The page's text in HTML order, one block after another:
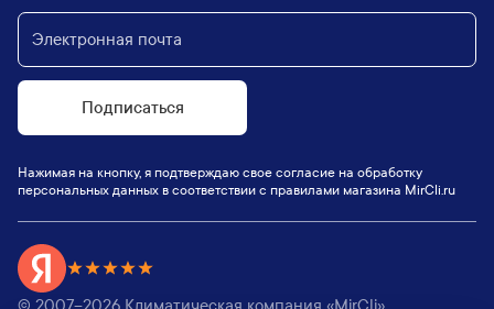
Подписаться
Нажимая на кнопку, я подтверждаю свое согласие на обработку
персональных данных в соответствии с правилами магазина MirCli.ru